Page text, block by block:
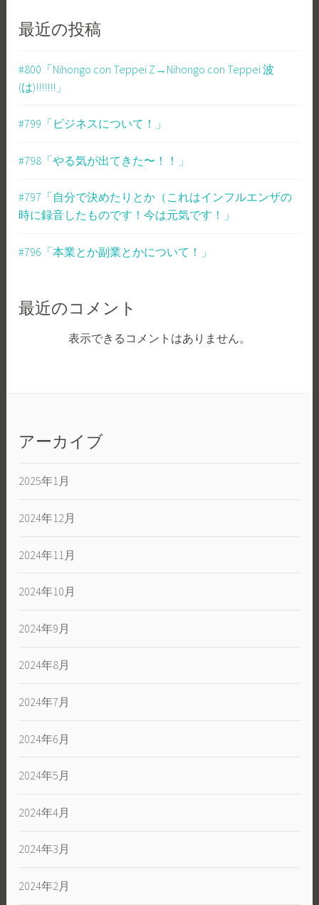
最近の投稿
#800「Nihongo con Teppei Z→Nihongo con Teppei 波
(は)!!!!!!!」
#799「ビジネスについて！」
#798「やる気が出てきた〜！！」
#797「自分で決めたりとか（これはインフルエンザの
時に録音したものです！今は元気です！」
#796「本業とか副業とかについて！」
最近のコメント
表示できるコメントはありません。
アーカイブ
2025年1月
2024年12月
2024年11月
2024年10月
2024年9月
2024年8月
2024年7月
2024年6月
2024年5月
2024年4月
2024年3月
2024年2月